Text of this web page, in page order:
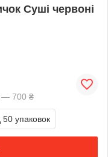
Суші червоні
— 700 ₴
50 упаковок